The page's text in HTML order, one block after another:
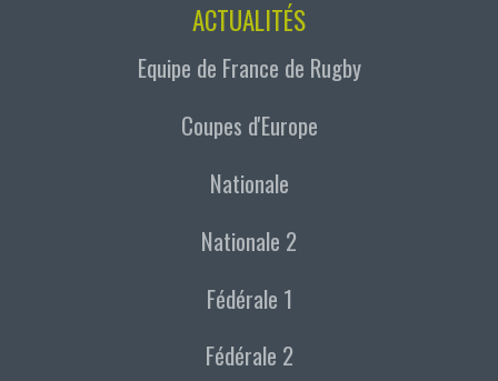
ACTUALITÉS
Equipe de France de Rugby
Coupes d'Europe
Nationale
Nationale 2
Fédérale 1
Fédérale 2